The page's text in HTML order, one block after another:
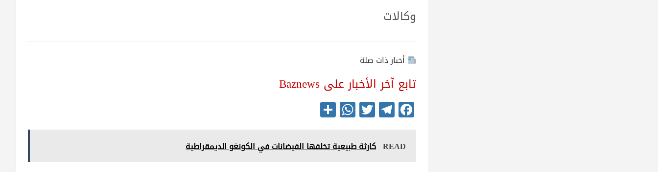
وكالات
أخبار ذات صلة
تابع آخر الأخبار على Baznews
Fa
ce
bo
ok
Te
le
gr
a
T
wi
tte
r
W
ha
ts
A
S
ha
re READ كارثة طبيعية تخلفها الفيضانات في الكونغو الديمقراطية